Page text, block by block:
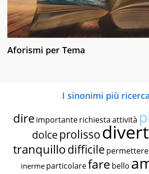
Aforismi per Tema
I sinonimi più
dire importante richiestaattività
dolce prolisso
tranquillodifficile permettere
inerme particolarefare bello